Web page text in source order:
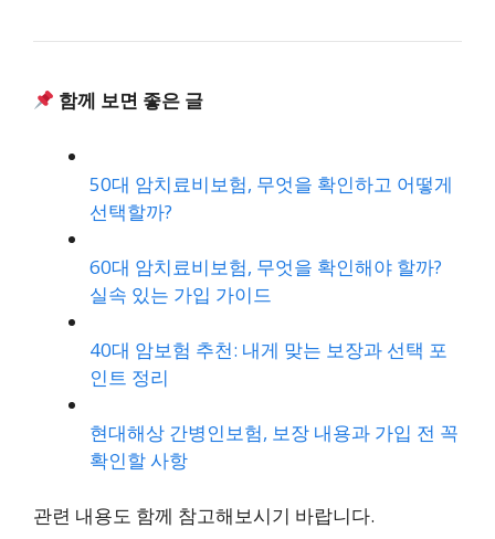
함께 보면 좋은 글
50대 암치료비보험, 무엇을 확인하고 어떻게
선택할까?
60대 암치료비보험, 무엇을 확인해야 할까?
실속 있는 가입 가이드
40대 암보험 추천: 내게 맞는 보장과 선택 포
인트 정리
현대해상 간병인보험, 보장 내용과 가입 전 꼭
확인할 사항
관련 내용도 함께 참고해보시기 바랍니다.